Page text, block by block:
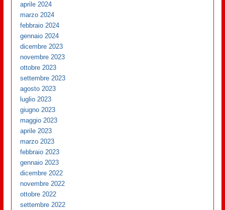
aprile 2024
marzo 2024
febbraio 2024
gennaio 2024
dicembre 2023
novembre 2023
ottobre 2023
settembre 2023
agosto 2023
luglio 2023
giugno 2023
maggio 2023
aprile 2023
marzo 2023
febbraio 2023
gennaio 2023
dicembre 2022
novembre 2022
ottobre 2022
settembre 2022